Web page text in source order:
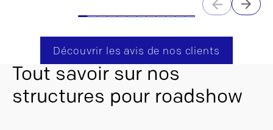
Découvrir les avis de nos clients
Tout savoir sur nos
structures pour roadshow